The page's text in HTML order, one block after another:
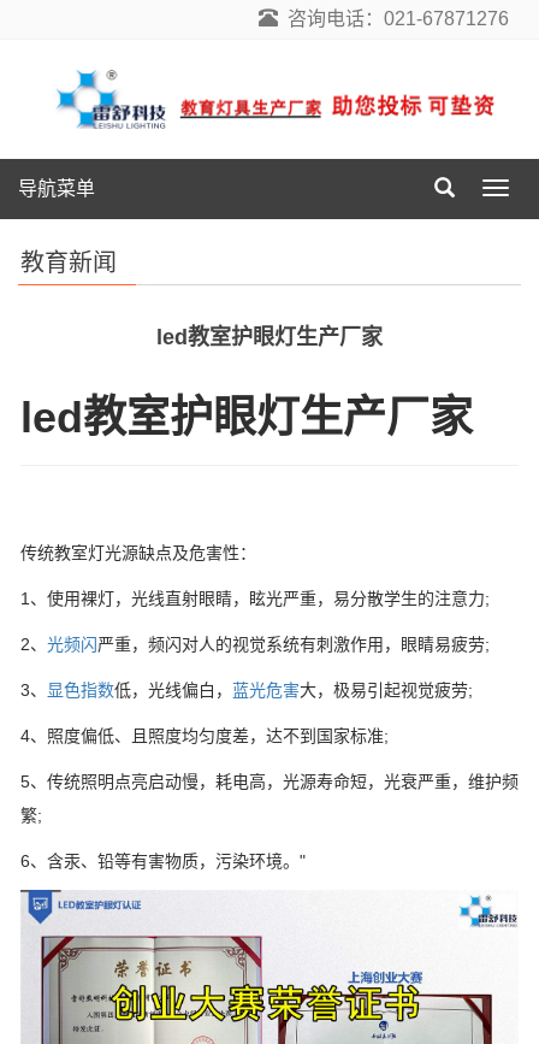
咨询电话：021-67871276
导
航
导航菜单
教育新闻
led教室护眼灯生产厂家
led教室护眼灯生产厂家
传统教室灯光源缺点及危害性：
1、使用裸灯，光线直射眼睛，眩光严重，易分散学生的注意力;
2、 光频闪严重，频闪对人的视觉系统有刺激作用，眼睛易疲劳;
3、 显色指数低，光线偏白， 蓝光危害大，极易引起视觉疲劳;
4、照度偏低、且照度均匀度差，达不到国家标准;
5、传统照明点亮启动慢，耗电高，光源寿命短，光衰严重，维护频
繁;
6、含汞、铅等有害物质，污染环境。"